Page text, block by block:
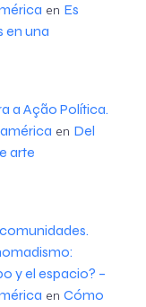
en Es
en una
a Ação Política.
en Del
arte
y el espacio? –
en Cómo